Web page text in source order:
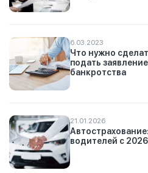
6.03.2023
Что нужно
подать
банкротства
21.01.2026
водителей с